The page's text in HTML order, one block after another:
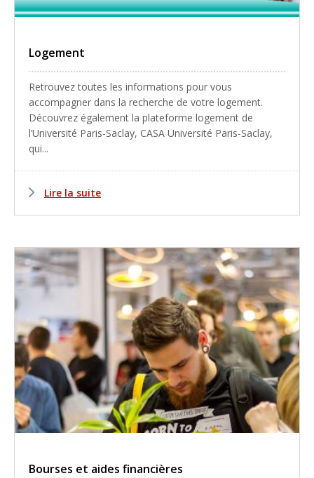
Logement
Retrouvez toutes les informations pour vous
accompagner dans la recherche de votre logement.
Découvrez également la plateforme logement de
l’Université Paris-Saclay, CASA Université Paris-Saclay,
qui...
Lire la suite
Bourses et aides financières